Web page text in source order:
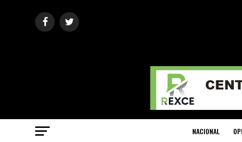
NACIONAL